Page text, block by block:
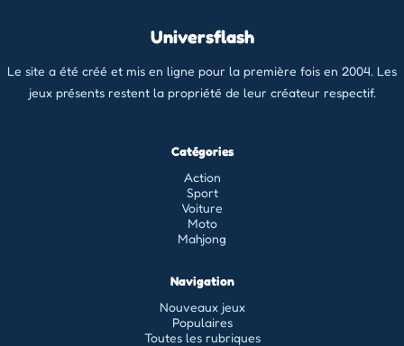
Universflash
Le site a été créé et mis en ligne pour la première fois en 2004. Les
jeux présents restent la propriété de leur créateur respectif.
Catégories
Action
Sport
Voiture
Moto
Mahjong
Navigation
Nouveaux jeux
Populaires
Toutes les rubriques